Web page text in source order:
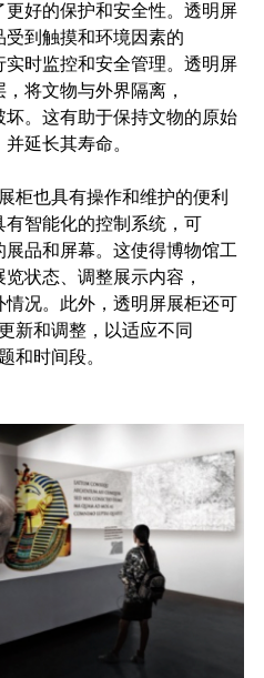
好的保护和安全性。透明屏
到触摸和环境因素的
时监控和安全管理。透明屏
将文物与外界隔离，
。这有助于保持文物的原始
延长其寿命。
柜也具有操作和维护的便利
智能化的控制系统，可
品和屏幕。这使得博物馆工
状态、调整展示内容，
况。此外，透明屏展柜还可
新和调整，以适应不同
和时间段。